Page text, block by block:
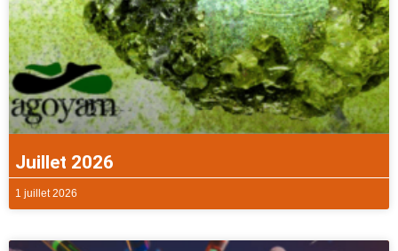
Juillet 2026
1 juillet 2026